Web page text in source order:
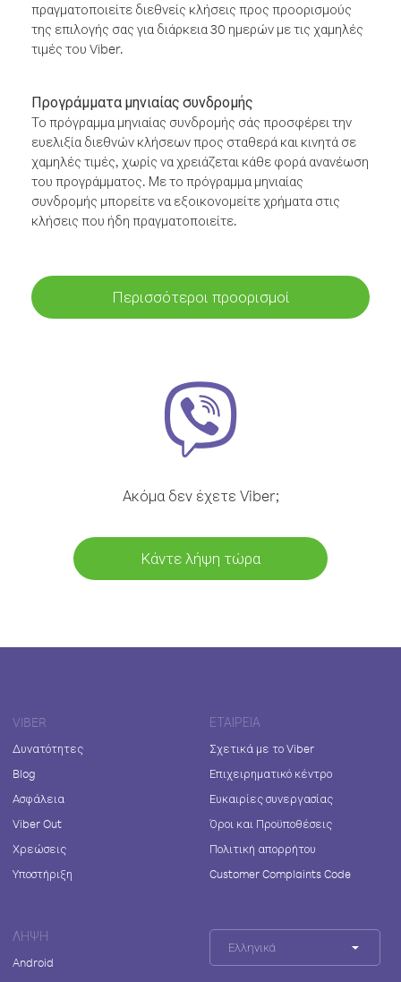
πραγματοποιείτε διεθνείς κλήσεις προς προορισμούς
της επιλογής σας για διάρκεια 30 ημερών με τις χαμηλές
τιμές του Viber.
Προγράμματα μηνιαίας συνδρομής
Το πρόγραμμα μηνιαίας συνδρομής σάς προσφέρει την
ευελιξία διεθνών κλήσεων προς σταθερά και κινητά σε
χαμηλές τιμές, χωρίς να χρειάζεται κάθε φορά ανανέωση
του προγράμματος. Με το πρόγραμμα μηνιαίας
συνδρομής μπορείτε να εξοικονομείτε χρήματα στις
κλήσεις που ήδη πραγματοποιείτε.
Περισσότεροι προορισμοί
Ακόμα δεν έχετε Viber;
Κάντε λήψη τώρα
VIBER
Δυνατότητες
Blog
Ασφάλεια
Viber Out
Χρεώσεις
Υποστήριξη
ΕΤΑΙΡΕΊΑ
Σχετικά με το Viber
Επιχειρηματικό κέντρο
Ευκαιρίες συνεργασίας
Όροι και Προϋποθέσεις
Πολιτική απορρήτου
Customer Complaints Code
ΛΉΨΗ
Android
Ελληνικά